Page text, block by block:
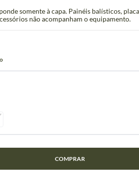
somente à capa. Painéis balísticos,
não acompanham o equipamento.
COMPRAR